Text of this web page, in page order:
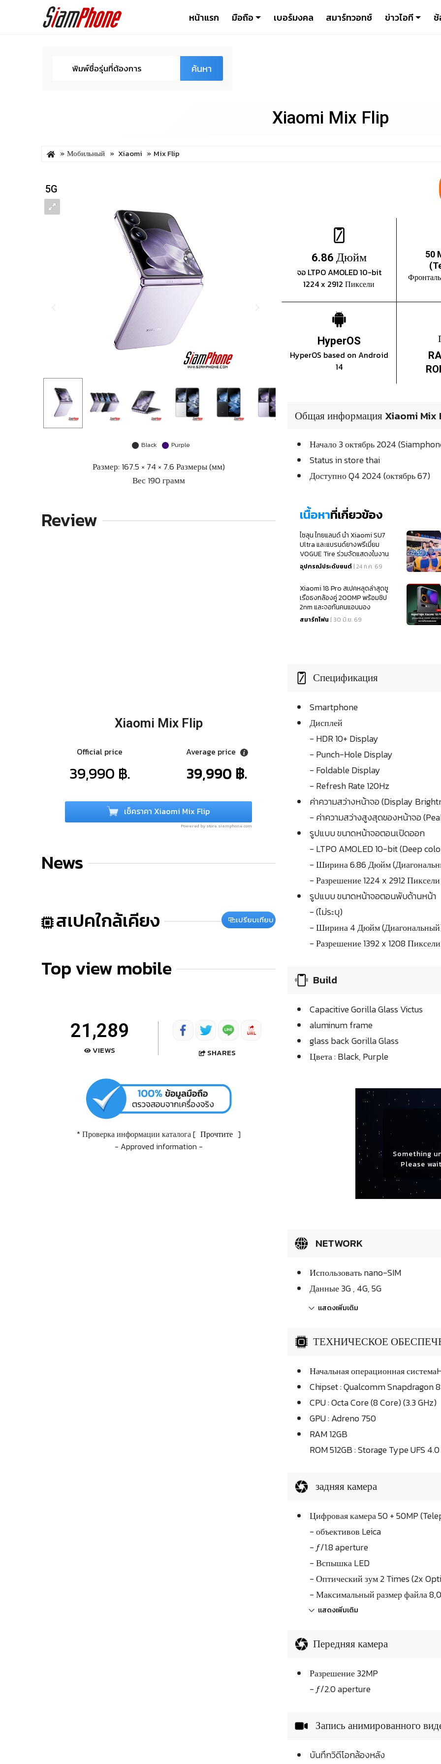
หน้าแรก มือถือ เบอร์มงคล สมาร์ทวอทช์ ข่าวไอที
ค้นหา
Xiaomi Mix Flip
Мобильный Xiaomi Mix Flip
5G
Black Purple
Размер: 167.5 × 74 × 7.6 Размеры (мм)
Вес 190 грамм
Review
Xiaomi Mix Flip
Official price
39,990 ฿.
Average price
39,990 ฿.
เช็คราคา Xiaomi Mix Flip
Powered by store.siamphone.com
News
สเปคใกล้เคียง เปรียบเทียบ
Top view mobile
21,289
VIEWS SHARES
* Проверка информации каталога [ Прочтите ]
- Approved information -
6.86 Дюйм
จอ LTPO AMOLED 10-bit
1224 x 2912 Пиксели
50
HyperOS
HyperOS based on Android
14
Общая информация Xiaomi Mix
Начало 3 октябрь 2024
Status in store thai
Доступно Q4 2024 (октябрь 67)
เนื้อหาที่เกี่ยวข้อง
ไซลุน ไทยแลนด์ นำ Xiaomi SU7
Ultra และแบรนด์ยางพรีเมี่ยม
VOGUE Tire ร่วมจัดแสดงในงาน
IMPACT SPEED FEST 2026
อุปกรณ์ประดับยนต์ | 24 ก.ค. 69
Xiaomi 18 Pro สเปคหลุดล่าสุดชู
เรือธงกล้องคู่ 200MP พร้อมชิป
2nm และจอกันคนแอบมอง
สมาร์ทโฟน | 30 มิ.ย. 69
Спецификация
Smartphone
Дисплей
- HDR 10+ Display
- Punch-Hole Display
- Foldable Display
- Refresh Rate 120Hz
ค่าความสว่างหน้าจอ (Display
- ค่าความสว่างสูงสุดของหน้าจอ
รูปแบบ ขนาดหน้าจอตอนเปิดออก
- LTPO AMOLED 10-bit (Deep
- Ширина 6.86 Дюйм
- Разрешение 1224 x 2912
รูปแบบ ขนาดหน้าจอตอนพับด้านหน้า
- (ไม่ระบุ)
- Ширина 4 Дюйм
- Разрешение 1392 x 1208 Пиксели
Build
Capacitive Gorilla Glass Victus
aluminum frame
glass back Gorilla Glass
Цвета : Black, Purple
Something
Please
NETWORK
Использовать nano-SIM
Данные 3G , 4G, 5G
แสดงเพิ่มเติม
ТЕХНИЧЕСКОЕ
Начальная операционная
Chipset : Qualcomm Snapdragon
CPU : Octa Core (8 Core) (3.3 GHz)
GPU : Adreno 750
RAM 12GB
ROM 512GB : Storage Type UFS 4.0
задняя камера
Цифровая камера 50 + 50MP
- объективов Leica
- ƒ/1.8 aperture
- Вспышка LED
- Оптический зум 2 Times (2x
- Максимальный размер файла
แสดงเพิ่มเติม
Передняя камера
Разрешение 32MP
- ƒ/2.0 aperture
Запись анимированного
บันทึกวิดีโอกล้องหลัง